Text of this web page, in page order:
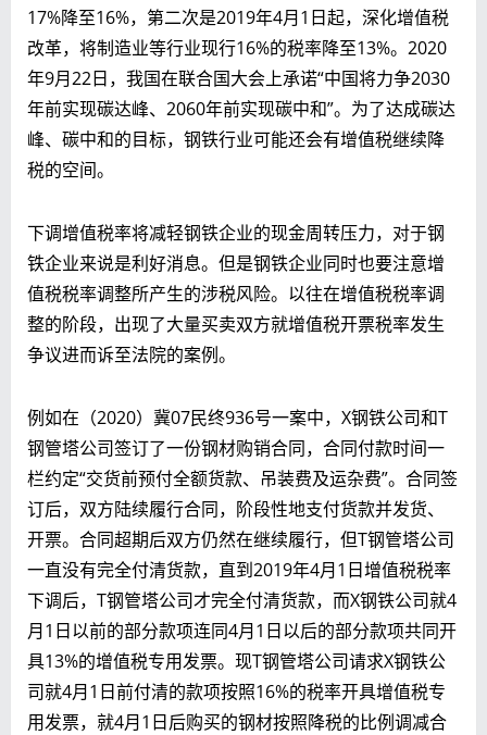
17%降至16%，第二次是2019年4月1日起，深化增值税
改革，将制造业等行业现行16%的税率降至13%。2020
年9月22日，我国在联合国大会上承诺“中国将力争2030
年前实现碳达峰、2060年前实现碳中和”。为了达成碳达
峰、碳中和的目标，钢铁行业可能还会有增值税继续降
税的空间。
下调增值税率将减轻钢铁企业的现金周转压力，对于钢
铁企业来说是利好消息。但是钢铁企业同时也要注意增
值税税率调整所产生的涉税风险。以往在增值税税率调
整的阶段，出现了大量买卖双方就增值税开票税率发生
争议进而诉至法院的案例。
例如在（2020）冀07民终936号一案中，X钢铁公司和T
钢管塔公司签订了一份钢材购销合同，合同付款时间一
栏约定“交货前预付全额货款、吊装费及运杂费”。合同签
订后，双方陆续履行合同，阶段性地支付货款并发货、
开票。合同超期后双方仍然在继续履行，但T钢管塔公司
一直没有完全付清货款，直到2019年4月1日增值税税率
下调后，T钢管塔公司才完全付清货款，而X钢铁公司就4
月1日以前的部分款项连同4月1日以后的部分款项共同开
具13%的增值税专用发票。现T钢管塔公司请求X钢铁公
司就4月1日前付清的款项按照16%的税率开具增值税专
用发票，就4月1日后购买的钢材按照降税的比例调减合